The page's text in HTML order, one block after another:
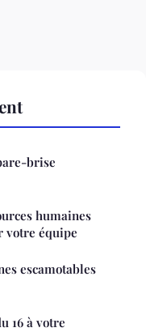
brise
humaines
votre équipe
escamotables
16 à votre